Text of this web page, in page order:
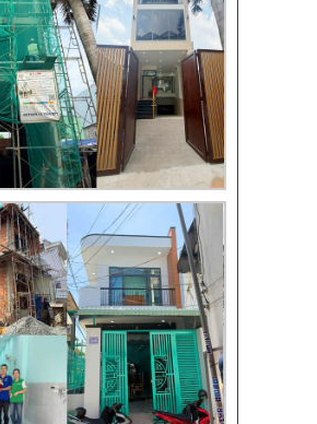
Thi công móng nhà
có sàn vượt nhịp tại
Hóc Môn
Đánh giá của khách
hàng xây nhà 3 tầng
tại Thủ Đức
Video đánh giá của
khách hàng anh Hào
Quận Gò Vấp-Xây
nhà trọn gói
VIDEO đánh giá của